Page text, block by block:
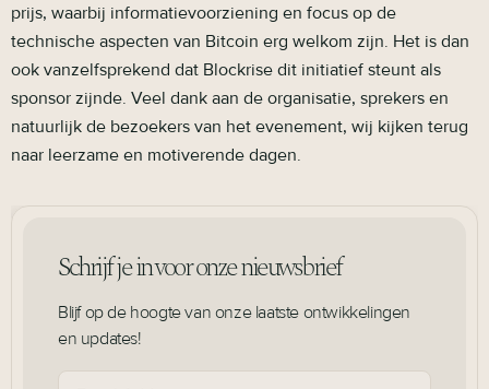
Schrijf je in voor onze nieuwsbrief
Blijf op de hoogte van onze laatste ontwikkelingen
en updates!
prijs, waarbij informatievoorziening en focus op de
technische aspecten van Bitcoin erg welkom zijn. Het is dan
ook vanzelfsprekend dat Blockrise dit initiatief steunt als
sponsor zijnde. Veel dank aan de organisatie, sprekers en
natuurlijk de bezoekers van het evenement, wij kijken terug
naar leerzame en motiverende dagen.